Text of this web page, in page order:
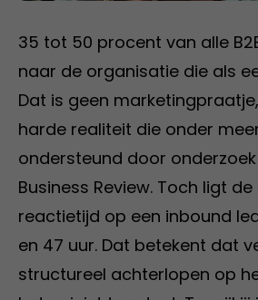
35 tot 50 procent van alle
naar de organisatie die als
Dat is geen
harde realiteit die onder
ondersteund door
Business Review. Toch ligt
reactietijd op een inbound
en 47 uur. Dat betekent dat
structureel achterlopen op